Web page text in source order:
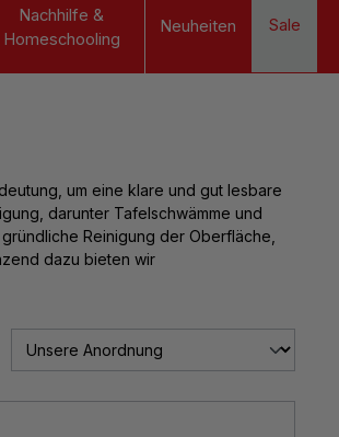
Nachhilfe &
Homeschooling
Neuheiten Sale
um eine klare und gut lesbare
darunter Tafelschwämme und
Reinigung der Oberfläche,
dazu bieten wir